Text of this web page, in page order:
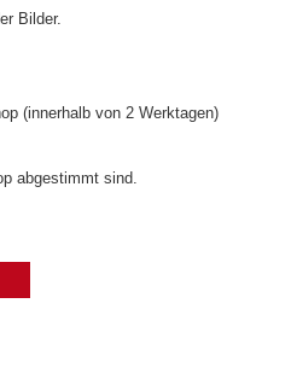
Bilder.
(innerhalb von 2 Werktagen)
abgestimmt sind.